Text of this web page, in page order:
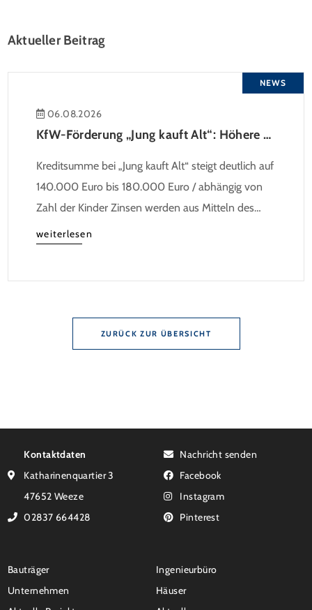
Aktueller Beitrag
NEWS
06.08.2026
KfW-Förderung „Jung kauft Alt“: Höhere Kredite ab August 2026
Kreditsumme bei „Jung kauft Alt“ steigt deutlich auf
140.000 Euro bis 180.000 Euro / abhängig von
Zahl der Kinder Zinsen werden aus Mitteln des
Bundes verbilligt: Heutiger Zins bei 0,53 Prozent
weiterlesen
ZURÜCK ZUR ÜBERSICHT
Kontaktdaten
Katharinenquartier 3
47652 Weeze
02837 664428
Nachricht senden
Facebook
Instagram
Pinterest
Bauträger
Ingenieurbüro
Unternehmen
Häuser